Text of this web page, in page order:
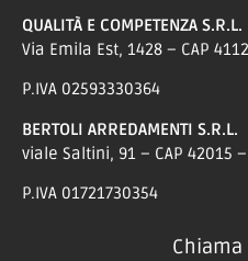
QUALITÀ E COMPETENZA S.R.L.
Via Emila Est, 1428 – CAP
P.IVA 02593330364
BERTOLI ARREDAMENTI S.R.L.
viale Saltini, 91 – CAP 42015
P.IVA 01721730354
Chiama